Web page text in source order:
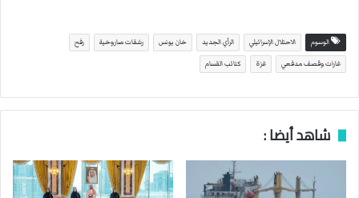
الوسوم الاحتلال الإسرائيلي الرأي الجديد خان يونس رشقات صاروخية رفح
غارات وقصف مدفعي غزة كتائب القسام
شاهد أيضا :